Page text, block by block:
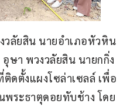
วลัยสิน นายอำเภอหัวหิน
ษา พวงวลัยสิน นายกกิ่ง
ดตั้งแผงโซล่าเซลล์ เพื่อ
ระธาตุดอยทับช้าง โดย